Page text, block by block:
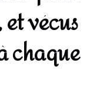
vécus
chaque